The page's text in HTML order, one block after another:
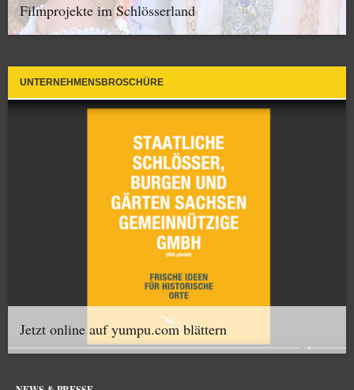
Filmprojekte im Schlösserland
UNTERNEHMENSBROSCHÜRE
Jetzt online auf yumpu.com blättern